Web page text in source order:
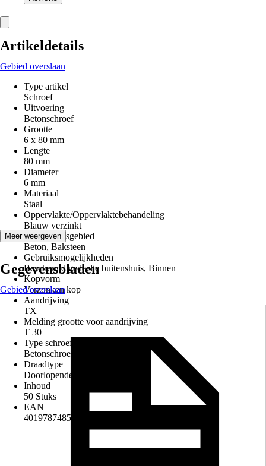
Artikeldetails
Gebied overslaan
Type artikel
Schroef
Uitvoering
Betonschroef
Grootte
6 x 80 mm
Lengte
80 mm
Diameter
6 mm
Materiaal
Staal
Oppervlakte/Oppervlaktebehandeling
Blauw verzinkt
Toepassingsgebied
Beton, Baksteen
Gebruiksmogelijkheden
Beschermd gedeelte buitenshuis, Binnen
Kopvorm
Verzonken kop
Aandrijving
TX
Melding grootte voor aandrijving
T 30
Type schroefdraad
Betonschroefdraad
Draadtype
Doorlopende schroefdraad
Inhoud
50 Stuks
EAN
4019787485012
Meer weergeven
Gegevensbladen
Gebied overslaan